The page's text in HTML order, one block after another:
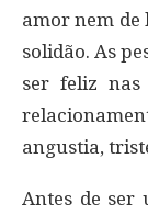
amor nem de
solidão. As
ser feliz nas
angustia,
Antes de ser